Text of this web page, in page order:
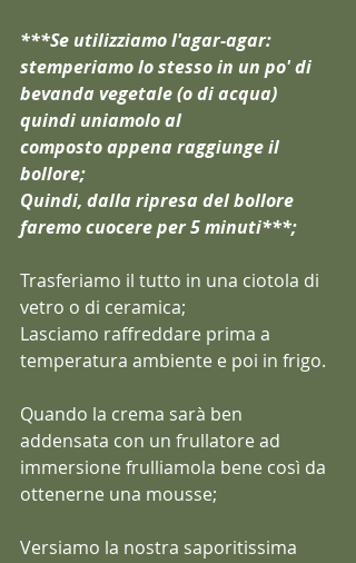
***Se utilizziamo l'agar-agar:
stemperiamo lo stesso in un po' di
bevanda vegetale (o di acqua)
quindi uniamolo al
composto appena raggiunge il
bollore;
Quindi, dalla ripresa del bollore
faremo cuocere per 5 minuti***;
Trasferiamo il tutto in una ciotola di
vetro o di ceramica;
Lasciamo raffreddare prima a
temperatura ambiente e poi in frigo.
Quando la crema sarà ben
addensata con un frullatore ad
immersione frulliamola bene così da
ottenerne una mousse;
Versiamo la nostra saporitissima